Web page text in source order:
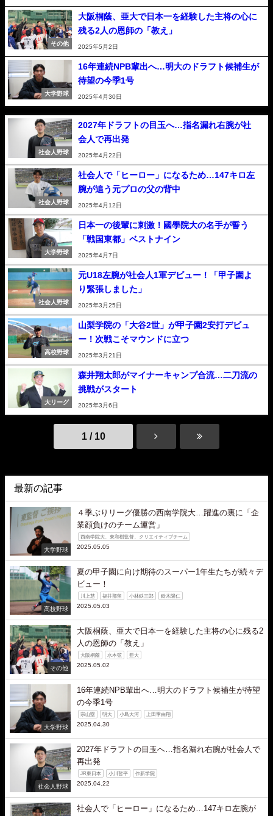
その他
大阪桐蔭、亜大で日本一を経験した主将の心に
残る2人の恩師の「教え」
2025年5月2日
大学野球
16年連続NPB輩出へ…明大のドラフト候補生が
待望の今季1号
2025年4月30日
社会人野球
2027年ドラフトの目玉へ…指名漏れ右腕が社
会人で再出発
2025年4月22日
社会人野球
社会人で「ヒーロー」になるため…147キロ左
腕が追う元プロの父の背中
2025年4月12日
大学野球
日本一の後輩に刺激！國學院大の名手が誓う
「戦国東都」ベストナイン
2025年4月7日
社会人野球
元U18左腕が社会人1軍デビュー！「甲子園よ
り緊張しました」
2025年3月25日
高校野球
山梨学院の「大谷2世」が甲子園2安打デビュ
ー！次戦こそマウンドに立つ
2025年3月21日
大リーグ
森井翔太郎がマイナーキャンプ合流…二刀流の
挑戦がスタート
2025年3月6日
1 / 10
最新の記事
大学野球
４季ぶりリーグ優勝の西南学院大…躍進の裏に「企
業顔負けのチーム運営」
西南学院大、東和樹監督、クリエイティブチーム
2025.05.05
高校野球
夏の甲子園に向け期待のスーパー1年生たちが続々デ
ビュー！
川上慧 福井那留 小林鉄三郎 鈴木陽仁
2025.05.03
その他
大阪桐蔭、亜大で日本一を経験した主将の心に残る2
人の恩師の「教え」
大阪桐蔭 水本弦 亜大
2025.05.02
大学野球
16年連続NPB輩出へ…明大のドラフト候補生が待望
の今季1号
宗山塁 明大 小島大河 上田季由翔
2025.04.30
社会人野球
2027年ドラフトの目玉へ…指名漏れ右腕が社会人で
再出発
JR東日本 小川哲平 作新学院
2025.04.22
社会人で「ヒーロー」になるため…147キロ左腕が